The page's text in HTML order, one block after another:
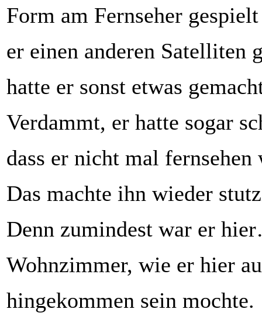
Form am Fernseher
er einen anderen Satelliten
hatte er sonst etwas
Verdammt, er hatte sogar
dass er nicht mal
Das machte ihn wieder
Denn zumindest war er
Wohnzimmer, wie er hier
hingekommen sein mochte.